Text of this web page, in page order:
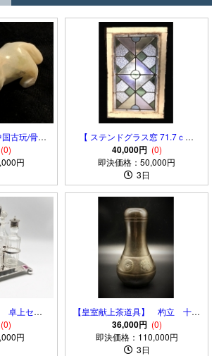
古玩/骨
～清朝期
(0)
円
【 ステンドグラス窓 71.7ｃｍ
】 菊花尽し彫りアールデコ 大
正モダン
40,000円 (0)
即決価格：50,000円
3日
卓上セッ
ド ガラス
管箱付
(0)
円
【皇室献上茶道具】 杓立 十六
弁八重表菊・五七桐文 高肉手彫
り 蔵出初
36,000円 (0)
即決価格：110,000円
3日